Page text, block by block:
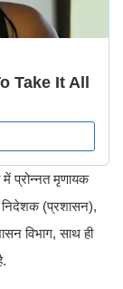
में प्रोन्नत मृणायक
निदेशक (प्रशासन),
विभाग, साथ ही